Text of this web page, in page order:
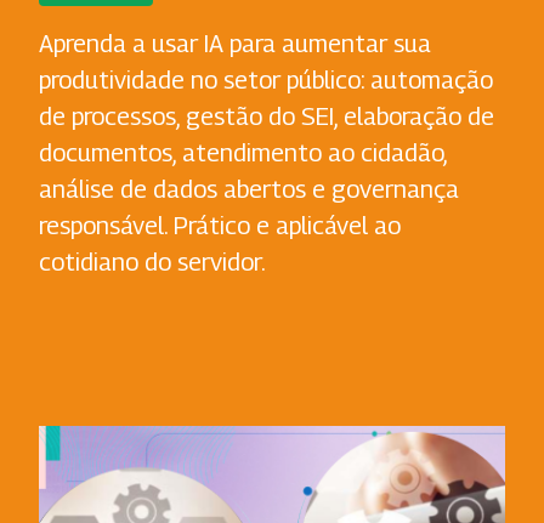
Aprenda a usar IA para aumentar sua
produtividade no setor público: automação
de processos, gestão do SEI, elaboração de
documentos, atendimento ao cidadão,
análise de dados abertos e governança
responsável. Prático e aplicável ao
cotidiano do servidor.